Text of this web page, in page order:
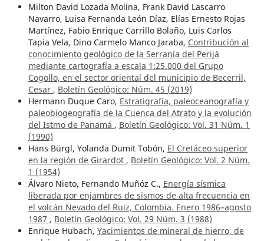
Milton David Lozada Molina, Frank David Lascarro
Navarro, Luisa Fernanda León Díaz, Elías Ernesto Rojas
Martínez, Fabio Enrique Carrillo Bolaño, Luis Carlos
Tapia Vela, Dino Carmelo Manco Jaraba, Contribución al
conocimiento geológico de la Serranía del Perijá
mediante cartografía a escala 1:25.000 del Grupo
Cogollo, en el sector oriental del municipio de Becerril,
Cesar , Boletín Geológico: Núm. 45 (2019)
Hermann Duque Caro, Estratigrafía, paleoceanografía y
paleobiogeografía de la Cuenca del Atrato y la evolución
del Istmo de Panamá , Boletín Geológico: Vol. 31 Núm. 1
(1990)
Hans Bürgl, Yolanda Dumit Tobón, El Cretáceo superior
en la región de Girardot , Boletín Geológico: Vol. 2 Núm.
1 (1954)
Álvaro Nieto, Fernando Muñóz C., Energía sísmica
liberada por enjambres de sismos de alta frecuencia en
el volcán Nevado del Ruiz, Colombia. Enero 1986–agosto
1987 , Boletín Geológico: Vol. 29 Núm. 3 (1988)
Enrique Hubach, Yacimientos de mineral de hierro, de